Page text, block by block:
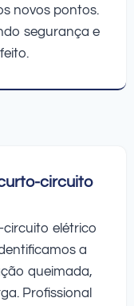
novos pontos.
segurança e
circuito
elétrico
a
queimada,
Profissional